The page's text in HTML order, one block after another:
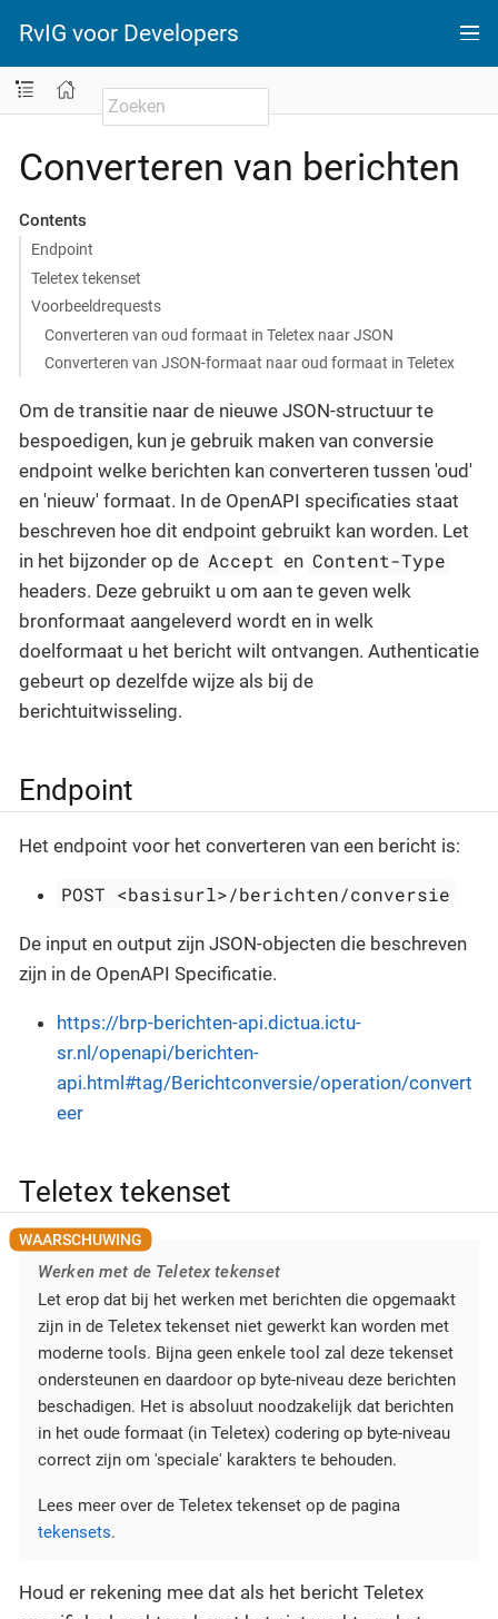
RvIG voor Developers
Converteren van berichten
Contents
Endpoint
Teletex tekenset
Voorbeeldrequests
Converteren van oud formaat in Teletex naar JSON
Converteren van JSON-formaat naar oud formaat in Teletex
Om de transitie naar de nieuwe JSON-structuur te
bespoedigen, kun je gebruik maken van conversie
endpoint welke berichten kan converteren tussen 'oud'
en 'nieuw' formaat. In de OpenAPI specificaties staat
beschreven hoe dit endpoint gebruikt kan worden. Let
in het bijzonder op de Accept en Content-Type
headers. Deze gebruikt u om aan te geven welk
bronformaat aangeleverd wordt en in welk
doelformaat u het bericht wilt ontvangen. Authenticatie
gebeurt op dezelfde wijze als bij de
berichtuitwisseling.
Endpoint
Het endpoint voor het converteren van een bericht is:
POST <basisurl>/berichten/conversie
De input en output zijn JSON-objecten die beschreven
zijn in de OpenAPI Specificatie.
https://brp-berichten-api.dictua.ictu-
sr.nl/openapi/berichten-
api.html#tag/Berichtconversie/operation/convert
eer
Teletex tekenset
Werken met de Teletex tekenset
Let erop dat bij het werken met berichten die opgemaakt
zijn in de Teletex tekenset niet gewerkt kan worden met
moderne tools. Bijna geen enkele tool zal deze tekenset
ondersteunen en daardoor op byte-niveau deze berichten
beschadigen. Het is absoluut noodzakelijk dat berichten
in het oude formaat (in Teletex) codering op byte-niveau
correct zijn om 'speciale' karakters te behouden.
Lees meer over de Teletex tekenset op de pagina
tekensets.
Houd er rekening mee dat als het bericht Teletex